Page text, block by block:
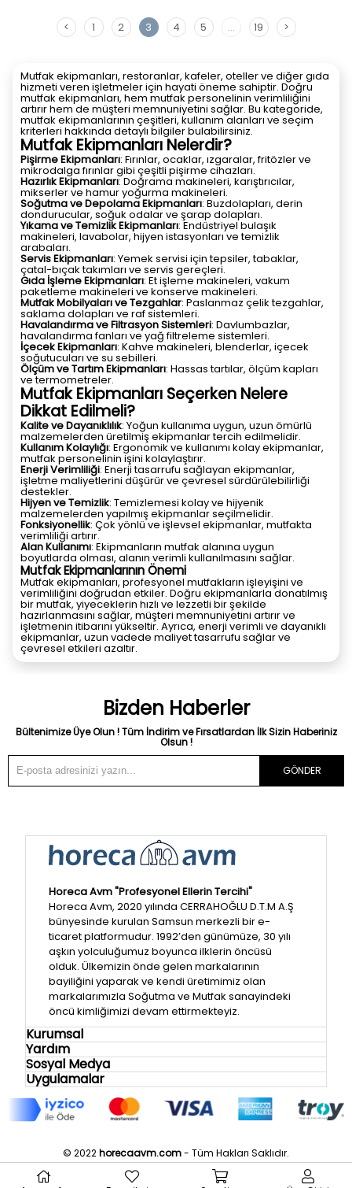
< 1 2 3 4 5 ... 19 >
Mutfak ekipmanları, restoranlar, kafeler, oteller ve diğer gıda
hizmeti veren işletmeler için hayati öneme sahiptir. Doğru
mutfak ekipmanları, hem mutfak personelinin verimliliğini
artırır hem de müşteri memnuniyetini sağlar. Bu kategoride,
mutfak ekipmanlarının çeşitleri, kullanım alanları ve seçim
kriterleri hakkında detaylı bilgiler bulabilirsiniz.
Mutfak Ekipmanları Nelerdir?
Pişirme Ekipmanları: Fırınlar, ocaklar, ızgaralar, fritözler ve
mikrodalga fırınlar gibi çeşitli pişirme cihazları.
Hazırlık Ekipmanları: Doğrama makineleri, karıştırıcılar,
mikserler ve hamur yoğurma makineleri.
Soğutma ve Depolama Ekipmanları: Buzdolapları, derin
dondurucular, soğuk odalar ve şarap dolapları.
Yıkama ve Temizlik Ekipmanları: Endüstriyel bulaşık
makineleri, lavabolar, hijyen istasyonları ve temizlik
arabaları.
Servis Ekipmanları: Yemek servisi için tepsiler, tabaklar,
çatal-bıçak takımları ve servis gereçleri.
Gıda İşleme Ekipmanları: Et işleme makineleri, vakum
paketleme makineleri ve konserve makineleri.
Mutfak Mobilyaları ve Tezgahlar: Paslanmaz çelik tezgahlar,
saklama dolapları ve raf sistemleri.
Havalandırma ve Filtrasyon Sistemleri: Davlumbazlar,
havalandırma fanları ve yağ filtreleme sistemleri.
İçecek Ekipmanları: Kahve makineleri, blenderlar, içecek
soğutucuları ve su sebilleri.
Ölçüm ve Tartım Ekipmanları: Hassas tartılar, ölçüm kapları
ve termometreler.
Mutfak Ekipmanları Seçerken Nelere
Dikkat Edilmeli?
Kalite ve Dayanıklılık: Yoğun kullanıma uygun, uzun ömürlü
malzemelerden üretilmiş ekipmanlar tercih edilmelidir.
Kullanım Kolaylığı: Ergonomik ve kullanımı kolay ekipmanlar,
mutfak personelinin işini kolaylaştırır.
Enerji Verimliliği: Enerji tasarrufu sağlayan ekipmanlar,
işletme maliyetlerini düşürür ve çevresel sürdürülebilirliği
destekler.
Hijyen ve Temizlik: Temizlemesi kolay ve hijyenik
malzemelerden yapılmış ekipmanlar seçilmelidir.
Fonksiyonellik: Çok yönlü ve işlevsel ekipmanlar, mutfakta
verimliliği artırır.
Alan Kullanımı: Ekipmanların mutfak alanına uygun
boyutlarda olması, alanın verimli kullanılmasını sağlar.
Mutfak Ekipmanlarının Önemi
Mutfak ekipmanları, profesyonel mutfakların işleyişini ve
verimliliğini doğrudan etkiler. Doğru ekipmanlarla donatılmış
bir mutfak, yiyeceklerin hızlı ve lezzetli bir şekilde
hazırlanmasını sağlar, müşteri memnuniyetini artırır ve
işletmenin itibarını yükseltir. Ayrıca, enerji verimli ve dayanıklı
ekipmanlar, uzun vadede maliyet tasarrufu sağlar ve
çevresel etkileri azaltır.
Bizden Haberler
Bültenimize Üye Olun ! Tüm İndirim ve Fırsatlardan İlk Sizin Haberiniz
Olsun !
GÖNDER
Horeca Avm "Profesyonel Ellerin Tercihi"
Horeca Avm, 2020 yılında CERRAHOĞLU D.T.M A.Ş
bünyesinde kurulan Samsun merkezli bir e-
ticaret platformudur. 1992’den günümüze, 30 yılı
aşkın yolculuğumuz boyunca ilklerin öncüsü
olduk. Ülkemizin önde gelen markalarının
bayiliğini yaparak ve kendi üretimimiz olan
markalarımızla Soğutma ve Mutfak sanayindeki
öncü kimliğimizi devam ettirmekteyiz.
Kurumsal
Yardım
Sosyal Medya
Uygulamalar
© 2022horecaavm.com- Tüm Hakları Saklıdır.